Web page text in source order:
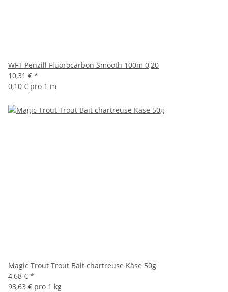
WFT Penzill Fluorocarbon Smooth 100m 0,20
10,31 € *
0,10 € pro 1 m
Magic Trout Trout Bait chartreuse Käse 50g
4,68 € *
93,63 € pro 1 kg